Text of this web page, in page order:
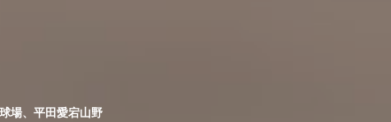
場、平田愛宕山野